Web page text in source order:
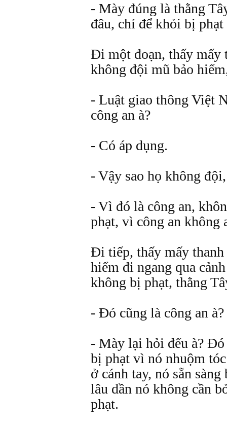
- Mày đúng là thằng
đâu, chỉ để khỏi bị
Đi một đoạn, thấy mấy
không đội mũ bảo
- Luật giao thông Việt
công an à?
- Có áp dụng.
- Vậy sao họ không
- Vì đó là công an,
phạt, vì công an không
Đi tiếp, thấy mấy
hiểm đi ngang qua
không bị phạt, thằng
- Đó cũng là công an à?
- Mày lại hỏi đểu à?
bị phạt vì nó nhuộm
ở cánh tay, nó sẵn
lâu dần nó không cần
phạt.